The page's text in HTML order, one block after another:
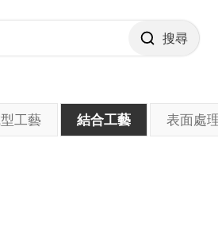
搜尋
工藝 結合工藝 表面處